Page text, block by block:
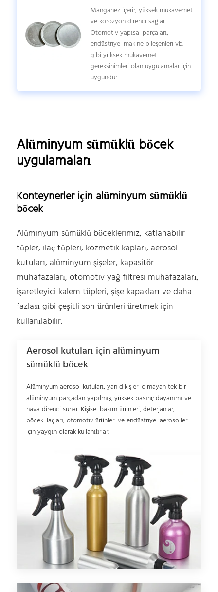
Manganez içerir, yüksek mukavemet
ve korozyon direnci sağlar.
Otomotiv yapısal parçaları,
endüstriyel makine bileşenleri vb.
gibi yüksek mukavemet
gereksinimleri olan uygulamalar için
uygundur.
Alüminyum sümüklü böcek
uygulamaları
Konteynerler için alüminyum sümüklü
böcek
Alüminyum sümüklü böceklerimiz, katlanabilir
tüpler, ilaç tüpleri, kozmetik kapları, aerosol
kutuları, alüminyum şişeler, kapasitör
muhafazaları, otomotiv yağ filtresi muhafazaları,
işaretleyici kalem tüpleri, şişe kapakları ve daha
fazlası gibi çeşitli son ürünleri üretmek için
kullanılabilir.
Aerosol kutuları için alüminyum
sümüklü böcek
Alüminyum aerosol kutuları, yan dikişleri olmayan tek bir
alüminyum parçadan yapılmış, yüksek basınç dayanımı ve
hava direnci sunar. Kişisel bakım ürünleri, deterjanlar,
böcek ilaçları, otomotiv ürünleri ve endüstriyel aerosoller
için yaygın olarak kullanılırlar.